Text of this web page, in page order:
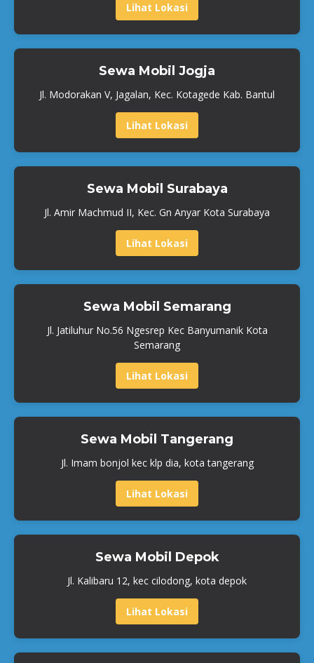
Lihat Lokasi
Sewa Mobil Jogja
Jl. Modorakan V, Jagalan, Kec. Kotagede Kab. Bantul
Lihat Lokasi
Sewa Mobil Surabaya
Jl. Amir Machmud II, Kec. Gn Anyar Kota Surabaya
Lihat Lokasi
Sewa Mobil Semarang
Jl. Jatiluhur No.56 Ngesrep Kec Banyumanik Kota
Semarang
Lihat Lokasi
Sewa Mobil Tangerang
Jl. Imam bonjol kec klp dia, kota tangerang
Lihat Lokasi
Sewa Mobil Depok
Jl. Kalibaru 12, kec cilodong, kota depok
Lihat Lokasi